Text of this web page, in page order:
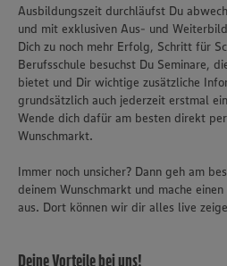
Ausbildungszeit durchläufst Du
und mit exklusiven Aus- und
Dich zu noch mehr Erfolg, Schritt für
Berufsschule besuchst Du Seminare,
bietet und Dir wichtige zusätzliche
grundsätzlich auch jederzeit erstmal
Wende dich dafür am besten direkt
Wunschmarkt.
Immer noch unsicher? Dann geh am
deinem Wunschmarkt und mache
aus. Dort können wir dir alles live
Deine Vorteile bei uns!